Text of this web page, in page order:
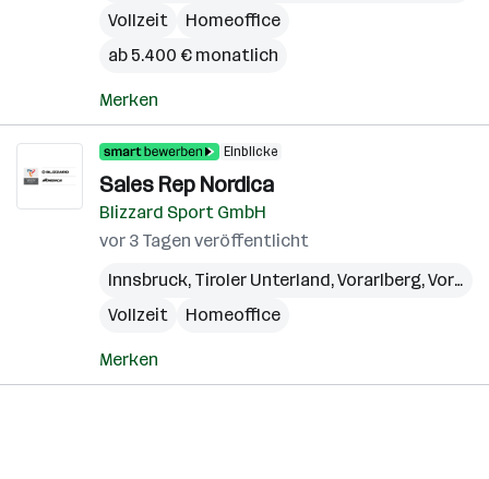
Vollzeit
Homeoffice
ab 5.400 € monatlich
Merken
Einblicke
Sales Rep Nordica
Blizzard Sport GmbH
vor 3 Tagen veröffentlicht
Innsbruck, Tiroler Unterland,Vorarlberg,Vorarlberger Rheintal
Vollzeit
Homeoffice
Merken